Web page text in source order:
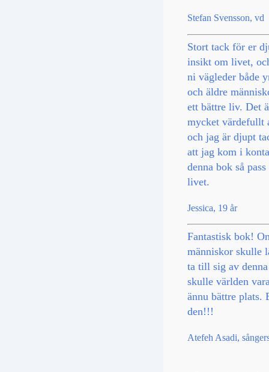
Stefan Svensson, vd
Stort tack för er
insikt om livet,
ni vägleder både
och äldre
ett bättre liv. Det
mycket värdefullt
och jag är djupt
att jag kom i
denna bok så
livet.
Jessica, 19 år
Fantastisk bok!
människor skulle
ta till sig av
skulle världen
ännu bättre plats.
den!!!
Atefeh Asadi,